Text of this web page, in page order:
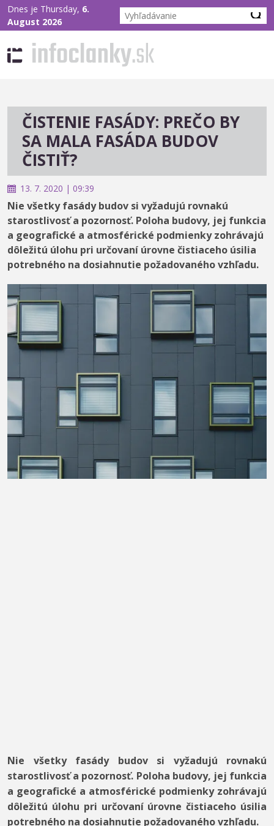
Dnes je Thursday, 6.
August 2026
ČISTENIE FASÁDY: PREČO BY
SA MALA FASÁDA BUDOV
ČISTIŤ?
13. 7. 2020 | 09:39
Nie všetky fasády budov si vyžadujú rovnakú
starostlivosť a pozornosť. Poloha budovy, jej funkcia
a geografické a atmosférické podmienky zohrávajú
dôležitú úlohu pri určovaní úrovne čistiaceho úsilia
potrebného na dosiahnutie požadovaného vzhľadu.
Nie všetky fasády budov si vyžadujú rovnakú
starostlivosť a pozornosť. Poloha budovy, jej funkcia
a geografické a atmosférické podmienky zohrávajú
dôležitú úlohu pri určovaní úrovne čistiaceho úsilia
potrebného na dosiahnutie požadovaného vzhľadu.